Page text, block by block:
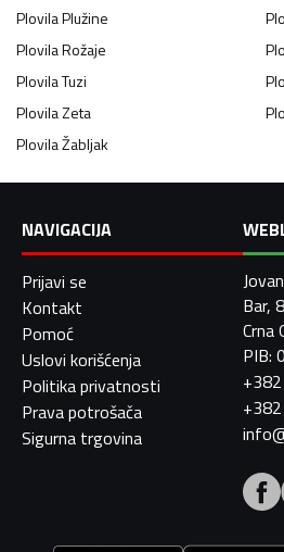
PlovilaPlužine
PlovilaRožaje
PlovilaTuzi
PlovilaZeta
PlovilaŽabljak
NAVIGACIJA
Prijavi se
Kontakt
Pomoć
Uslovi korišćenja
Politika privatnosti
Prava potrošača
Sigurna trgovina
Bar,
Crna
PIB: